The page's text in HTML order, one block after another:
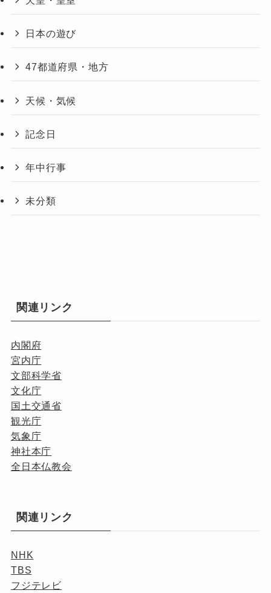
日本の遊び
47都道府県・地方
天候・気候
記念日
年中行事
未分類
関連リンク
内閣府
宮内庁
文部科学省
文化庁
国土交通省
観光庁
気象庁
神社本庁
全日本仏教会
関連リンク
NHK
TBS
フジテレビ